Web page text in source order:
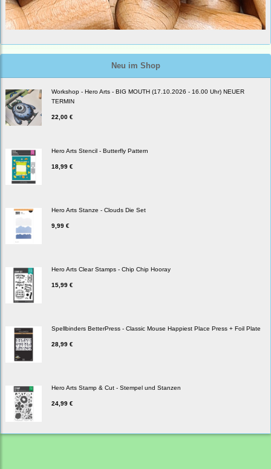
Neu im Shop
Workshop - Hero Arts - BIG MOUTH (17.10.2026 - 16.00 Uhr) NEUER
TERMIN
22,00 €
Hero Arts Stencil - Butterfly Pattern
18,99 €
Hero Arts Stanze - Clouds Die Set
9,99 €
Hero Arts Clear Stamps - Chip Chip Hooray
15,99 €
Spellbinders BetterPress - Classic Mouse Happiest Place Press + Foil Plate
28,99 €
Hero Arts Stamp & Cut - Stempel und Stanzen
24,99 €